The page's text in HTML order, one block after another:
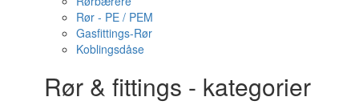
Rør - PE / PEM
Gasfittings-Rør
Koblingsdåse
Rør & fittings - kategorier